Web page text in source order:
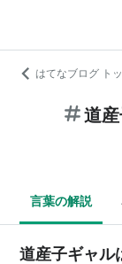
はてなブログ ト
道
言葉の解説
道産子ギャル